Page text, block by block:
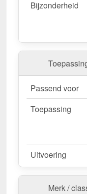
Bijzonderheid
Passend voor
Toepassing
Uitvoering
Merk /